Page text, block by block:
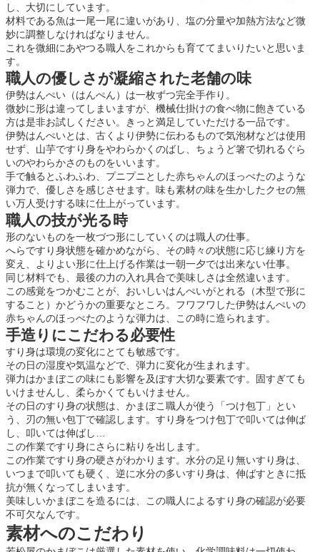
し、大切にしています。
材料である魚は一尾一尾に違いがあり、塩の分量や加熱方法など微
妙に調整しなければなりません。
これを微細にあやつる職人をこれからも育ててまいりたいと思いま
す。
職人の優しさが凝縮された老舗の味
伊勢はんぺい（はんぺん）は一枚ずつ完全手作り。
微妙に形は違ってしまいますが、機械仕掛けの食べ物に飽きている
方は是非お試しください。きっと満足していただける一品です。
伊勢はんぺいとは、古くより伊勢に伝わるもので気泡材などは使用
せず、山芋ですり身をやわらかくのばし、ちょうど箸で切れるぐら
いのやわらかさのものをいいます。
手で触るとふわふわ、プニプニとした赤ちゃんのほっぺたのような
弾力で、優しさを感じさせます。味も素材の味を生かしたクセの無
い万人受けする味に仕上がっています。
職人の技が光る時
形のないものを一枚づつ形にしていくのは職人の仕事。
へらですり身状態を確かめながら、その時々の状態に応じ練り方を
変え、よりよい形に仕上げる作業は一朝一夕では出来ない仕事。
同じ材料でも、最後の力の入れ具合で美味しさは全然違います。
この感覚をつかむことが、おいしいはんぺいがとれる（木型で形に
すること）かどうかの重要なところ。フワフワした伊勢はんぺいの
赤ちゃんのほっぺたのような弾力は、この時に造られます。
手造りにこだわる必要性
すり身は環境の変化にとても敏感です。
その日の湿度や気温などで、弾力に変化が生まれます。
弾力はかまぼこの味にも影響を及ぼす大切な要素です。固すぎても
いけませんし、柔らかくてもいけません。
その日のすり身の状態は、かまぼこ職人が使う「つけ包丁」とい
う、刃の無い包丁で確認します。すり身をつけ包丁で叩いては伸ば
し、叩いては伸ばし…
この作業ですり身にさらに粘りを出します。
この作業ですり身の硬さがわかります。水分の足り無いすり身は、
いつまで叩いても硬く、逆に水分の多いすり身は、伸ばすときに抵
抗が無くなってしまいます。
美味しいかまぼこを造るには、この職人によるすり身の確認が必要
不可欠なんです。
素材へのこだわり